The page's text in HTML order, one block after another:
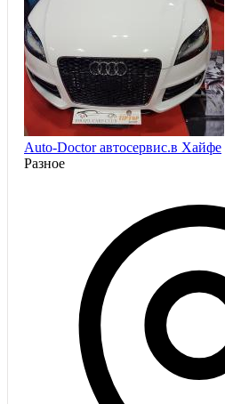
Auto-Doctor автосервис.в Хайфе
Разное